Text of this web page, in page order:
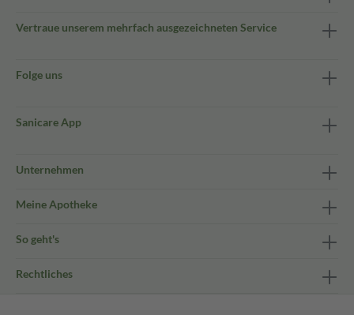
Vertraue unserem mehrfach ausgezeichneten Service
Folge uns
Sanicare App
Unternehmen
Meine Apotheke
So geht's
Rechtliches